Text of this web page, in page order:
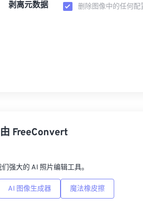
剥离元数据 删除图像中的任何配
FreeConvert
强大的 AI 照片编辑工具。
AI 图像生成器 魔法橡皮擦